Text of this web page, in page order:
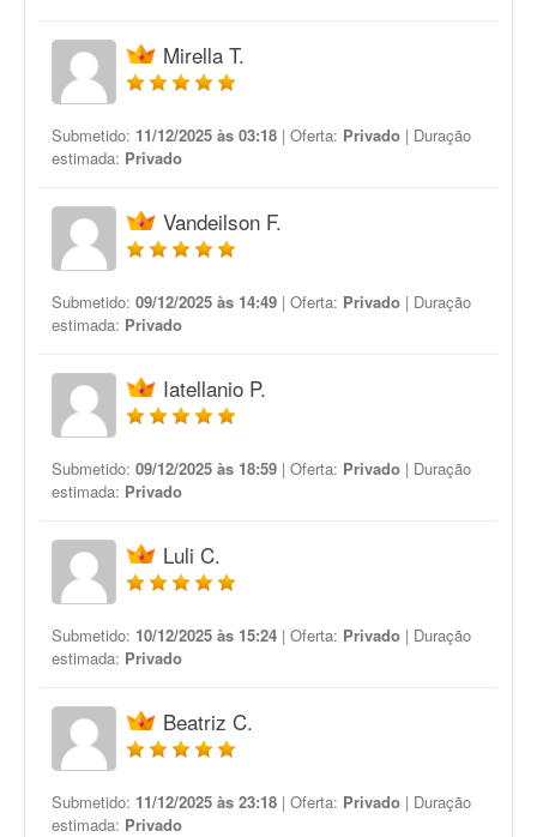
Mirella T.
Submetido: 11/12/2025 às 03:18 | Oferta: Privado | Duração
estimada: Privado
Vandeilson F.
Submetido: 09/12/2025 às 14:49 | Oferta: Privado | Duração
estimada: Privado
Iatellanio P.
Submetido: 09/12/2025 às 18:59 | Oferta: Privado | Duração
estimada: Privado
Luli C.
Submetido: 10/12/2025 às 15:24 | Oferta: Privado | Duração
estimada: Privado
Beatriz C.
Submetido: 11/12/2025 às 23:18 | Oferta: Privado | Duração
estimada: Privado